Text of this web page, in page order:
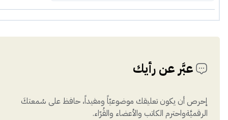
عبَّر عن رأيك
إحرص أن يكون تعليقك موضوعيّاً ومفيداً، حافظ على سُمعتكَ
الرقميَّةواحترم الكاتب والأعضاء والقُرّاء.